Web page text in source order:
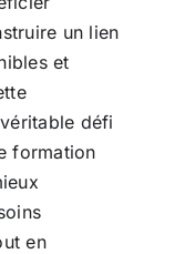
un lien
et
défi
formation
en